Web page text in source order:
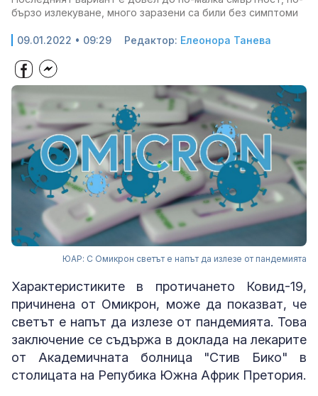
бързо излекуване, много заразени са били без симптоми
09.01.2022 • 09:29 Редактор: Елеонора Танева
ЮАР: С Омикрон светът е напът да излезе от пандемията
Характеристиките в протичането Ковид-19,
причинена от Омикрон, може да показват, че
светът е напът да излезе от пандемията. Това
заключение се съдържа в доклада на лекарите
от Академичната болница "Стив Бико" в
столицата на Репубика Южна Африк Претория.